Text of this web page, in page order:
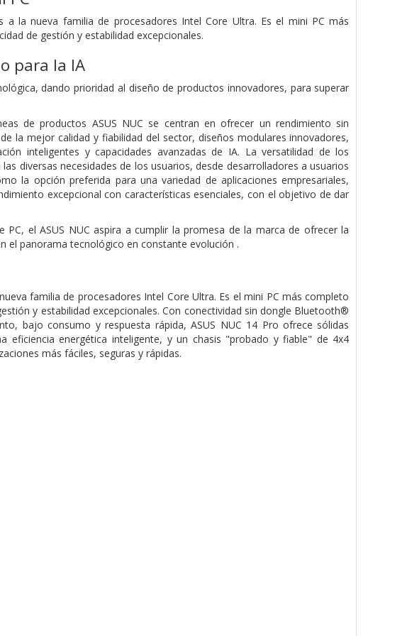
la nueva familia de procesadores Intel Core Ultra. Es el mini PC más
de gestión y estabilidad excepcionales.
para la IA
dando prioridad al diseño de productos innovadores, para superar
de productos ASUS NUC se centran en ofrecer un rendimiento sin
la mejor calidad y fiabilidad del sector, diseños modulares innovadores,
inteligentes y capacidades avanzadas de IA. La versatilidad de los
diversas necesidades de los usuarios, desde desarrolladores a usuarios
la opción preferida para una variedad de aplicaciones empresariales,
excepcional con características esenciales, con el objetivo de dar
el ASUS NUC aspira a cumplir la promesa de la marca de ofrecer la
el panorama tecnológico en constante evolución .
familia de procesadores Intel Core Ultra. Es el mini PC más completo
y estabilidad excepcionales. Con conectividad sin dongle Bluetooth®
bajo consumo y respuesta rápida, ASUS NUC 14 Pro ofrece sólidas
eficiencia energética inteligente, y un chasis "probado y fiable" de 4x4
más fáciles, seguras y rápidas.